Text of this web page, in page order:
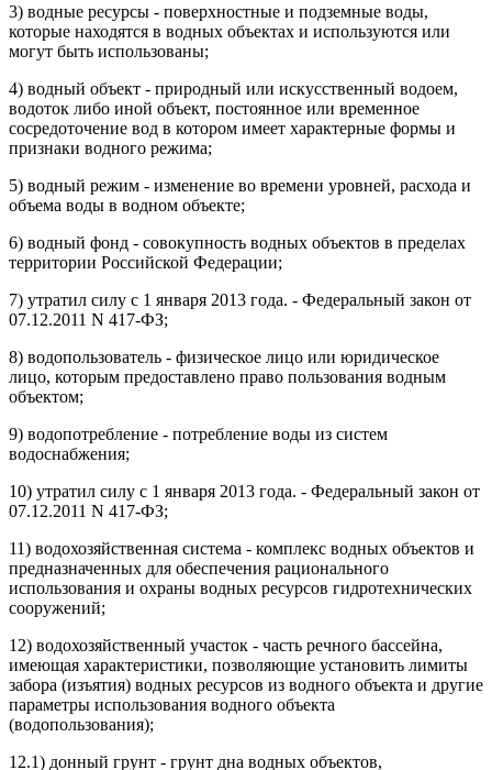
3) водные ресурсы - поверхностные и подземные воды,
которые находятся в водных объектах и используются или
могут быть использованы;
4) водный объект - природный или искусственный водоем,
водоток либо иной объект, постоянное или временное
сосредоточение вод в котором имеет характерные формы и
признаки водного режима;
5) водный режим - изменение во времени уровней, расхода и
объема воды в водном объекте;
6) водный фонд - совокупность водных объектов в пределах
территории Российской Федерации;
7) утратил силу с 1 января 2013 года. - Федеральный закон от
07.12.2011 N 417-ФЗ;
8) водопользователь - физическое лицо или юридическое
лицо, которым предоставлено право пользования водным
объектом;
9) водопотребление - потребление воды из систем
водоснабжения;
10) утратил силу с 1 января 2013 года. - Федеральный закон от
07.12.2011 N 417-ФЗ;
11) водохозяйственная система - комплекс водных объектов и
предназначенных для обеспечения рационального
использования и охраны водных ресурсов гидротехнических
сооружений;
12) водохозяйственный участок - часть речного бассейна,
имеющая характеристики, позволяющие установить лимиты
забора (изъятия) водных ресурсов из водного объекта и другие
параметры использования водного объекта
(водопользования);
12.1) донный грунт - грунт дна водных объектов,